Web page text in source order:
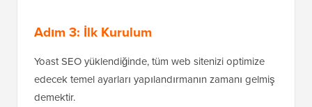
Adım 3: İlk Kurulum
Yoast SEO yüklendiğinde, tüm web sitenizi optimize
edecek temel ayarları yapılandırmanın zamanı gelmiş
demektir.